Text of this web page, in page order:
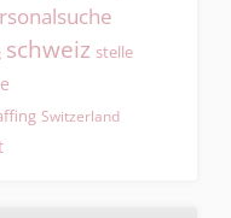
schweiz stelle
Switzerland